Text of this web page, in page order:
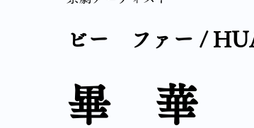
畢 華
ビー ファー /